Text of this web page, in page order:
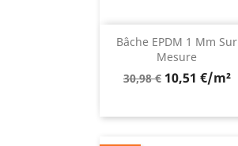
Bâche EPDM 1 Mm Sur
Mesure
Prix
30,98 € 10,51 €/m²